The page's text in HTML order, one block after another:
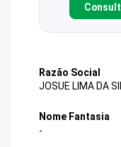
Razão Social
JOSUE LIMA DA
Nome Fantasia
-